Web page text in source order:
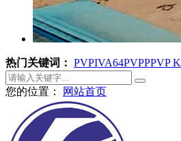
热门关键词： PVPIVA64PVPPPVP K
您的位置： 网站首页